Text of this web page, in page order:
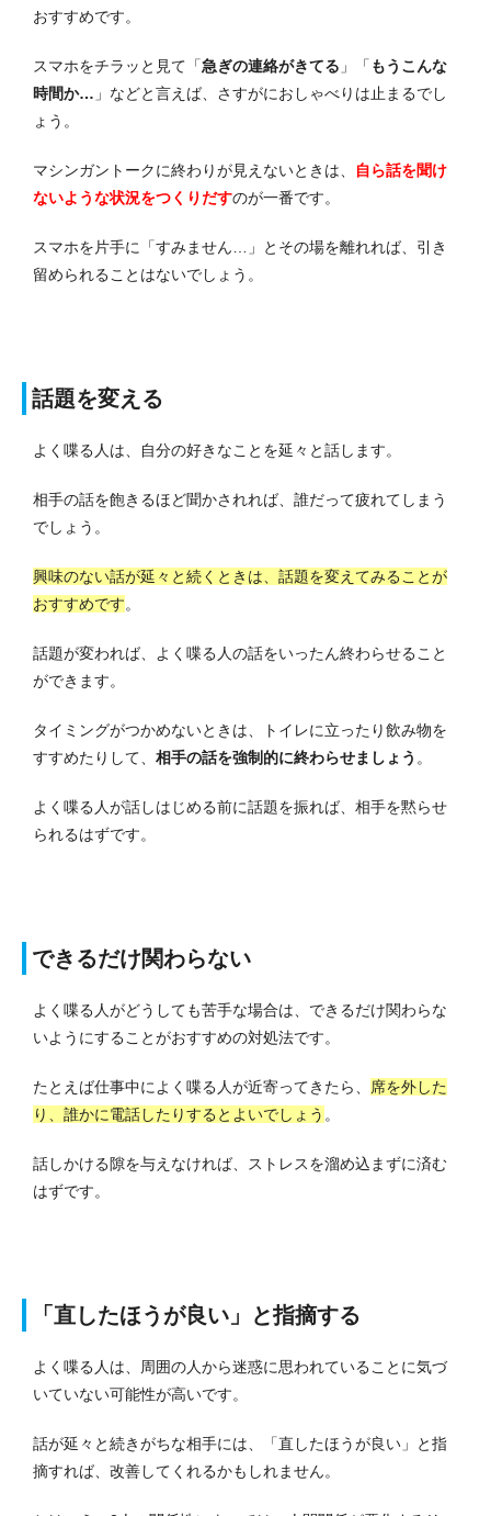
おすすめです。
スマホをチラッと見て「急ぎの連絡がきてる 」「もうこんな
時間か… 」などと言えば、さすがにおしゃべりは止まるでし
ょう。
マシンガントークに終わりが見えないときは、
自ら話を聞け
ないような状況をつくりだすのが一番です。
スマホを片手に「すみません…」とその場を離れれば、引き
留められることはないでしょう。
話題を変える
よく喋る人は、自分の好きなことを延々と話します。
相手の話を飽きるほど聞かされれば、誰だって疲れてしまう
でしょう。
興味のない話が延々と続くときは、話題を変えてみることが
おすすめです。
話題が変われば、よく喋る人の話をいったん終わらせること
ができます。
タイミングがつかめないときは、トイレに立ったり飲み物を
すすめたりして、 相手の話を強制的に終わらせましょう 。
よく喋る人が話しはじめる前に話題を振れば、相手を黙らせ
られるはずです。
できるだけ関わらない
よく喋る人がどうしても苦手な場合は、できるだけ関わらな
いようにすることがおすすめの対処法です。
たとえば仕事中によく喋る人が近寄ってきたら、
席を外した
り、誰かに電話したりするとよいでしょう 。
話しかける隙を与えなければ、ストレスを溜め込まずに済む
はずです。
「直したほうが良い」と指摘する
よく喋る人は、周囲の人から迷惑に思われていることに気づ
いていない可能性が高いです。
話が延々と続きがちな相手には、「直したほうが良い」と指
摘すれば、改善してくれるかもしれません。